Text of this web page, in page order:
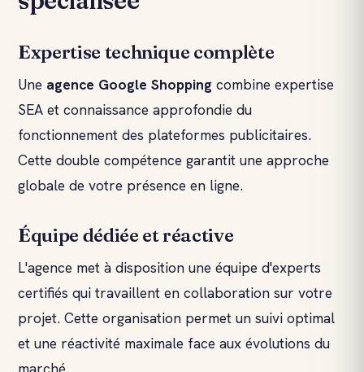
Expertise technique complète
Une agence Google Shopping combine expertise
SEA et connaissance approfondie du
fonctionnement des plateformes publicitaires.
Cette double compétence garantit une approche
globale de votre présence en ligne.
Équipe dédiée et réactive
L'agence met à disposition une équipe d'experts
certifiés qui travaillent en collaboration sur votre
projet. Cette organisation permet un suivi optimal
et une réactivité maximale face aux évolutions du